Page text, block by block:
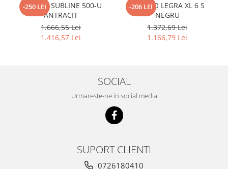
-250 LEI
BLANCO SUBLINE 500-U
ANTRACIT
1.666,55 Lei
1.416,57 Lei
-206 LEI
BLANCO LEGRA XL 6 S
NEGRU
1.372,69 Lei
1.166,79 Lei
SOCIAL
Urmareste-ne in social media
SUPORT CLIENTI
0726180410